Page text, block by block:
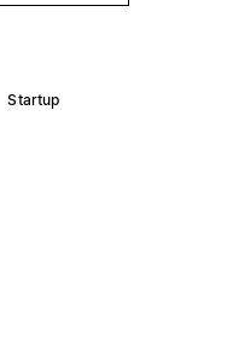
Startup